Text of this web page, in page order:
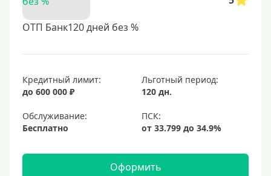
ОТП Банк120 дней без %
Кредитный лимит:
до 600 000 ₽
Льготный период:
120 дн.
Обслуживание:
Бесплатно
Оформить